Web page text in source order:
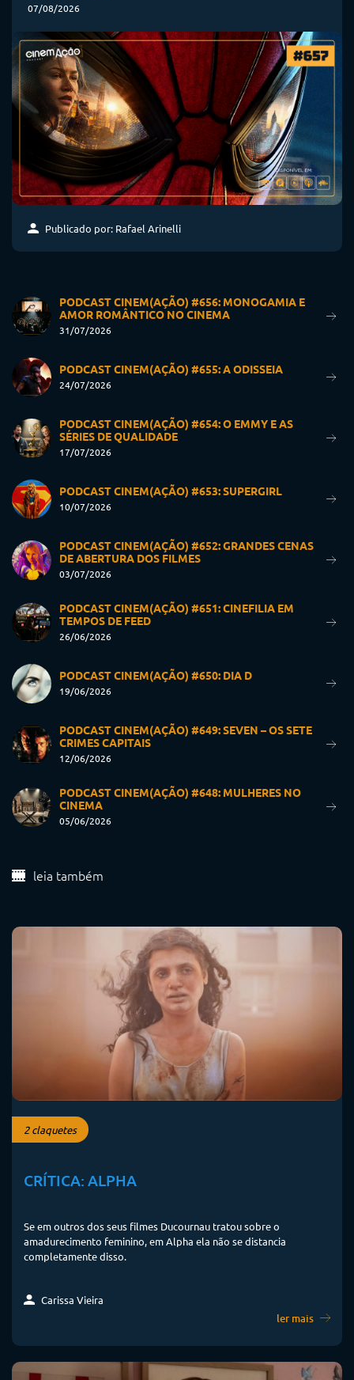
07/08/2026
Publicado por: Rafael Arinelli
PODCAST CINEM(AÇÃO) #656: MONOGAMIA E
AMOR ROMÂNTICO NO CINEMA
31/07/2026
PODCAST CINEM(AÇÃO) #655: A ODISSEIA
24/07/2026
PODCAST CINEM(AÇÃO) #654: O EMMY E AS
SÉRIES DE QUALIDADE
17/07/2026
PODCAST CINEM(AÇÃO) #653: SUPERGIRL
10/07/2026
PODCAST CINEM(AÇÃO) #652: GRANDES CENAS
DE ABERTURA DOS FILMES
03/07/2026
PODCAST CINEM(AÇÃO) #651: CINEFILIA EM
TEMPOS DE FEED
26/06/2026
PODCAST CINEM(AÇÃO) #650: DIA D
19/06/2026
PODCAST CINEM(AÇÃO) #649: SEVEN – OS SETE
CRIMES CAPITAIS
12/06/2026
PODCAST CINEM(AÇÃO) #648: MULHERES NO
CINEMA
05/06/2026
leia também
2 claquetes
CRÍTICA: ALPHA
Se em outros dos seus filmes Ducournau tratou sobre o
amadurecimento feminino, em Alpha ela não se distancia
completamente disso.
Carissa Vieira
ler mais